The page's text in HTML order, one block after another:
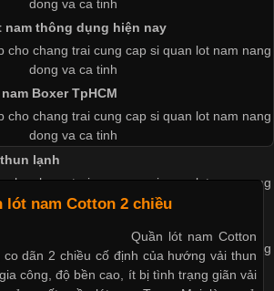
nhật 2026-05-27 17:03:46
Liệu Co Giãn Được Ưa Chuộng Trong
ngành thời trang hiện đại, các loại vải có
càng được ưa chuộng nhằm mang lại
người mặc. Trong đó, vải Lycra là một
nổi bật nhờ độ đàn hồi cao,
Xu Hướng Mới Trong Ngành Thời Trang
nam thông dụng hiện nay
Boxer TpHCM
lạnh
Boxer thun lạnh giá rẻ
lót nam Cotton 2 chiều
Quần lót nam Cotton
dãn 2 chiều cố định của hướng vải thun
công, độ bền cao, ít bị tình trạng giãn vải